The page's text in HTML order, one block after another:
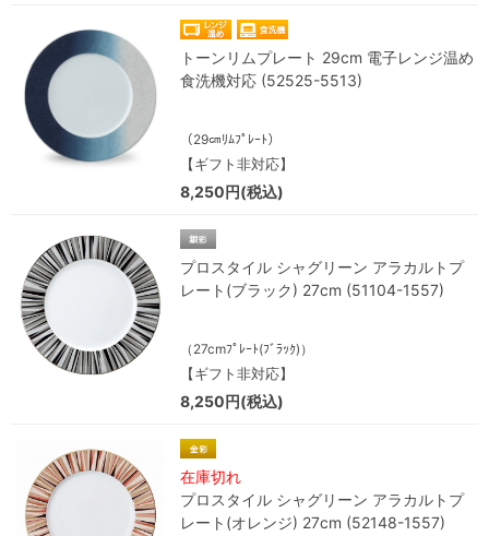
トーンリムプレート 29cm 電子レンジ温め
食洗機対応 (52525-5513)
（29㎝ﾘﾑﾌﾟﾚｰﾄ）
【ギフト非対応】
8,250円(税込)
プロスタイル シャグリーン アラカルトプ
レート(ブラック) 27cm (51104-1557)
（27cmﾌﾟﾚｰﾄ(ﾌﾞﾗｯｸ)）
【ギフト非対応】
8,250円(税込)
在庫切れ
プロスタイル シャグリーン アラカルトプ
レート(オレンジ) 27cm (52148-1557)